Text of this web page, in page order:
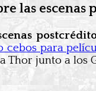
las escenas
cebos para
Thor junto a los